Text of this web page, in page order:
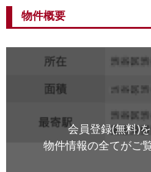
物件概要
会員登録(無料)
物件情報の全てがご